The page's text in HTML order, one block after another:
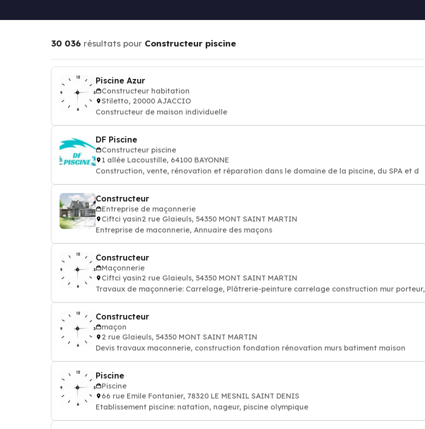
30 036 résultats pour Constructeur piscine
Piscine Azur
Constructeur habitation
Stiletto, 20000 AJACCIO
Constructeur de maison individuelle
DF Piscine
Constructeur piscine
1 allée Lacoustille, 64100 BAYONNE
Construction, vente, rénovation et réparation dans le domaine de la piscine, du SPA et d
Constructeur
Entreprise de maçonnerie
Ciftci yasin2 rue Glaieuls, 54350 MONT SAINT MARTIN
Entreprise de maconnerie, Annuaire des maçons
Constructeur
Maçonnerie
Ciftci yasin2 rue Glaieuls, 54350 MONT SAINT MARTIN
Travaux de maçonnerie: Carrelage, Plâtrerie-peinture carrelage construction mur porteur,
Constructeur
maçon
2 rue Glaieuls, 54350 MONT SAINT MARTIN
Devis travaux maconnerie, construction fondation rénovation murs batiment maison
Piscine
Piscine
66 rue Emile Fontanier, 78320 LE MESNIL SAINT DENIS
Etablissement piscine: natation, nageur, piscine olympique